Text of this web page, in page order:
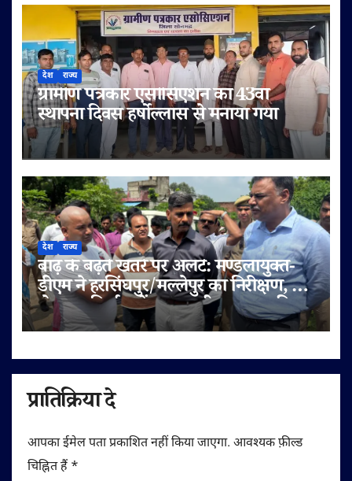
देश राज्य
ग्रामीण पत्रकार एसोसिएशन का 43वां
स्थापना दिवस हर्षोल्लास से मनाया गया
देश राज्य
बाढ़ के बढ़ते खतरे पर अलर्ट: मण्डलायुक्त-
डीएम ने हरसिंघपुर/मल्लेपुर का निरीक्षण, 6
लेन पुल निर्माण में लापरवाही पर FIR की
चेतावनी
प्रातिक्रिया दे
आपका ईमेल पता प्रकाशित नहीं किया जाएगा. आवश्यक फ़ील्ड
चिह्नित हैं *